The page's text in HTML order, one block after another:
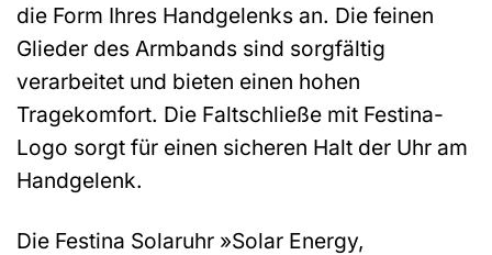
die Form Ihres Handgelenks an. Die feinen
Glieder des Armbands sind sorgfältig
verarbeitet und bieten einen hohen
Tragekomfort. Die Faltschließe mit Festina-
Logo sorgt für einen sicheren Halt der Uhr am
Handgelenk.
Die Festina Solaruhr »Solar Energy,